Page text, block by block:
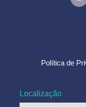
Política de
Localização